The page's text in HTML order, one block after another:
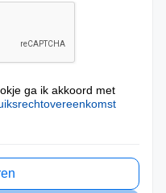
ga ik akkoord met